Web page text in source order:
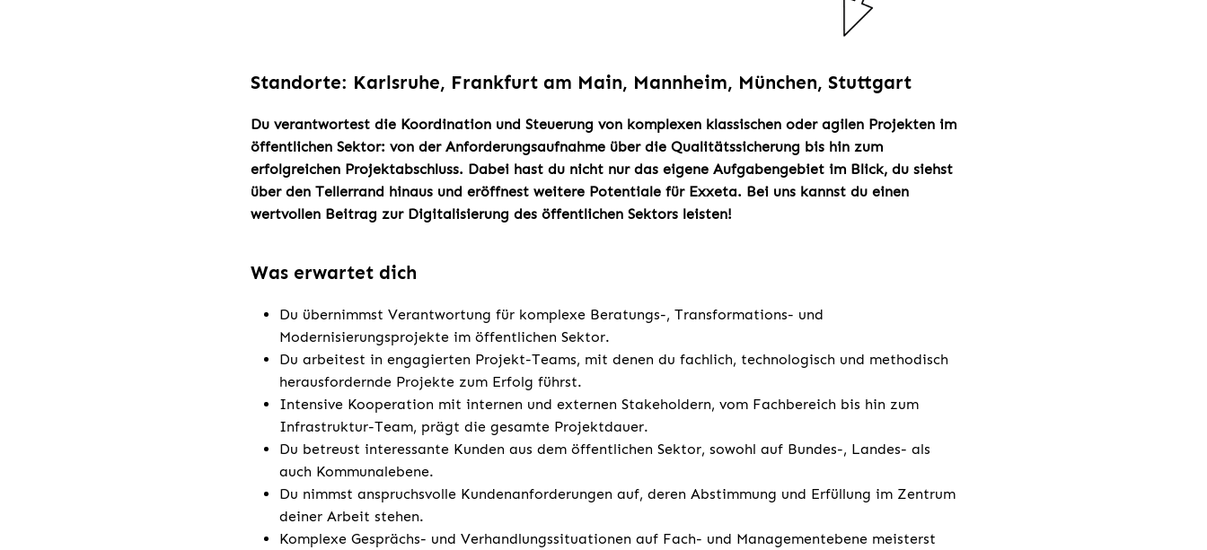
Standorte: Karlsruhe, Frankfurt am Main, Mannheim, München, Stuttgart
Du verantwortest die Koordination und Steuerung von komplexen klassischen oder agilen Projekten im
öffentlichen Sektor: von der Anforderungsaufnahme über die Qualitätssicherung bis hin zum
erfolgreichen Projektabschluss. Dabei hast du nicht nur das eigene Aufgabengebiet im Blick, du siehst
über den Tellerrand hinaus und eröffnest weitere Potentiale für Exxeta. Bei uns kannst du einen
wertvollen Beitrag zur Digitalisierung des öffentlichen Sektors leisten!
Was erwartet dich
Du übernimmst Verantwortung für komplexe Beratungs-, Transformations- und
Modernisierungsprojekte im öffentlichen Sektor.
Du arbeitest in engagierten Projekt-Teams, mit denen du fachlich, technologisch und methodisch
herausfordernde Projekte zum Erfolg führst.
Intensive Kooperation mit internen und externen Stakeholdern, vom Fachbereich bis hin zum
Infrastruktur-Team, prägt die gesamte Projektdauer.
Du betreust interessante Kunden aus dem öffentlichen Sektor, sowohl auf Bundes-, Landes- als
auch Kommunalebene.
Du nimmst anspruchsvolle Kundenanforderungen auf, deren Abstimmung und Erfüllung im Zentrum
deiner Arbeit stehen.
Komplexe Gesprächs- und Verhandlungssituationen auf Fach- und Managementebene meisterst